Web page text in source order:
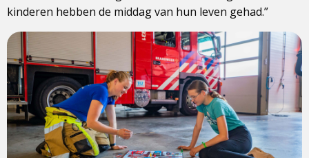
kinderen hebben de middag van hun leven gehad.”